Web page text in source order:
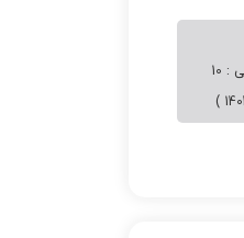
بروزرسانی : 10